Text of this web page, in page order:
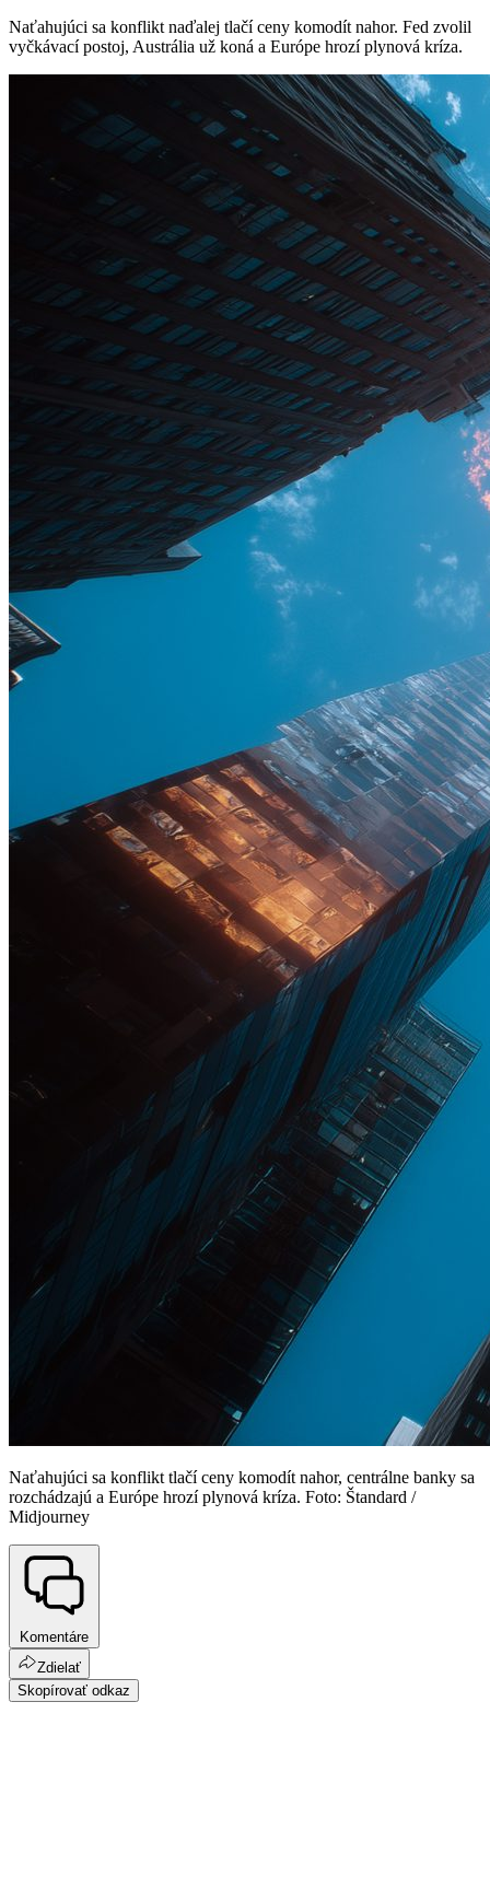
Naťahujúci sa konflikt naďalej tlačí ceny komodít nahor. Fed zvolil
vyčkávací postoj, Austrália už koná a Európe hrozí plynová kríza.
Naťahujúci sa konflikt tlačí ceny komodít nahor, centrálne banky sa
rozchádzajú a Európe hrozí plynová kríza. Foto: Štandard /
Midjourney
Komentáre
Zdielať
Skopírovať odkaz